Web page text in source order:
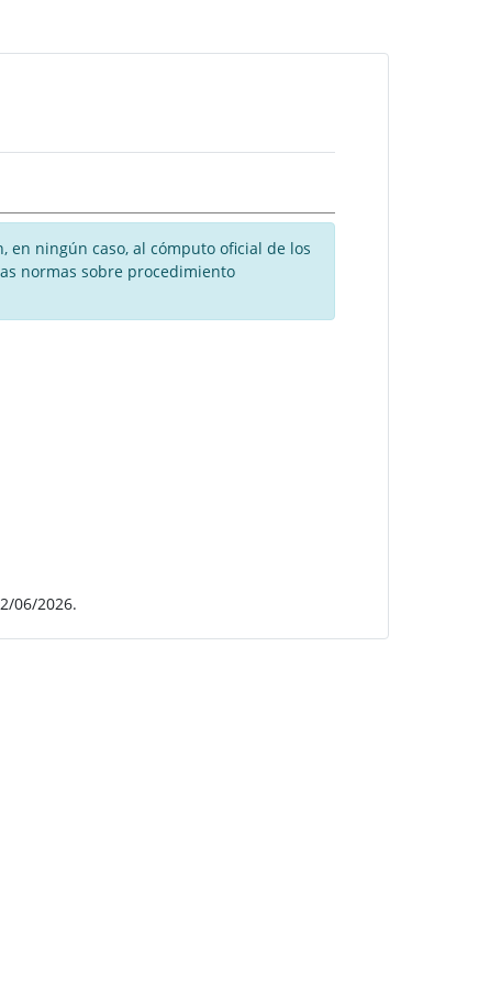
ningún caso, al cómputo oficial de los
normas sobre procedimiento
06/2026.